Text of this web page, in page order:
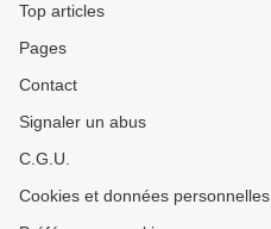
Top articles
Pages
Contact
Signaler un abus
C.G.U.
Cookies et données personnelles